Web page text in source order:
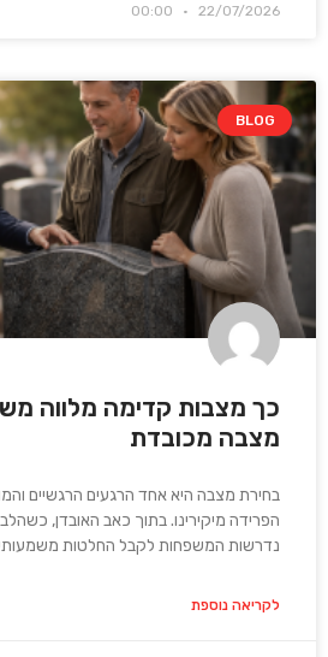
22/07/2026
BLOG
כך מצבות קדימה מלווה
מצבה מכובדת
בחירת מצבה היא אחד הרגעים הרגשיים
הפרידה מיקירינו. בתוך כאב האובדן,
נדרשות המשפחות לקבל החלטות
לקריאה נוספת